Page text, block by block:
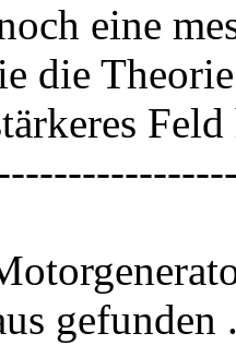
eine
die
Feld
gefunden